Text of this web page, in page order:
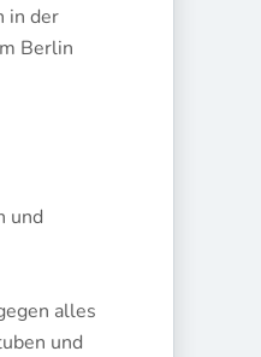
in der
Berlin
und
alles
und